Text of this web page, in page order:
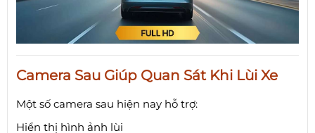
Camera Sau Giúp Quan Sát Khi Lùi Xe
Một số camera sau hiện nay hỗ trợ:
Hiển thị hình ảnh lùi